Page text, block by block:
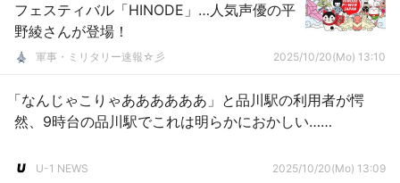
フェスティバル「HINODE」…人気声優の平
野綾さんが登場！
軍事・ミリタリー速報☆彡 2025/10/20(Mo) 13:10
「なんじゃこりゃああああああ」と品川駅の利用者が愕
然、9時台の品川駅でこれは明らかにおかしい……
U-1 NEWS 2025/10/20(Mo) 13:09